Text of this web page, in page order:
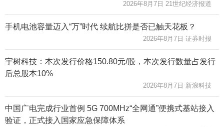
2026年8月7日 21世纪经济报道
手机电池容量迈入“万”时代 续航比拼是否已触天花板？
2026年8月7日 证券时报
宇树科技：本次发行价格150.80元/股，本次发行数量占发行
后总股本10%
2026年8月7日 新浪科技
中国广电完成行业首例 5G 700MHz“全网通”便携式基站接入
验证，正式接入国家应急保障体系